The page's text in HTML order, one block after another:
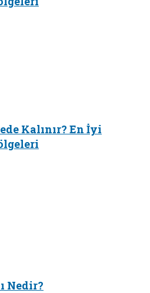
Kalınır? En İyi
Nedir?